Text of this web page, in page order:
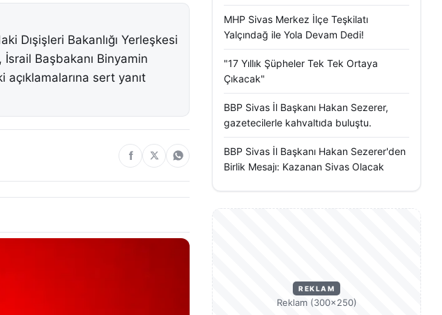
Dışişleri Bakanlığı Yerleşkesi
İsrail Başbakanı Binyamin
sert yanıt
MHP Sivas Merkez İlçe Teşkilatı
Yalçındağ ile Yola Devam Dedi!
"17 Yıllık Şüpheler Tek Tek Ortaya
Çıkacak"
BBP Sivas İl Başkanı Hakan Sezerer,
gazetecilerle kahvaltıda buluştu.
BBP Sivas İl Başkanı Hakan Sezerer'den
Birlik Mesajı: Kazanan Sivas Olacak
REKLAM
Reklam (300×250)